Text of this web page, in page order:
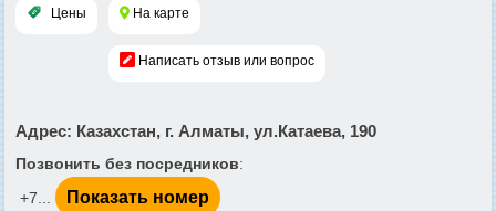
Цены На карте
Написать отзыв или вопрос
Адрес: Казахстан, г. Алматы, ул.Катаева, 190
Позвонить без посредников:
+7...
Показать номер